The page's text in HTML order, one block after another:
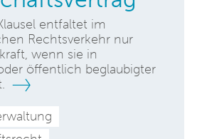
entfaltet im
Rechtsverkehr nur
wenn sie in
öffentlich beglaubigter